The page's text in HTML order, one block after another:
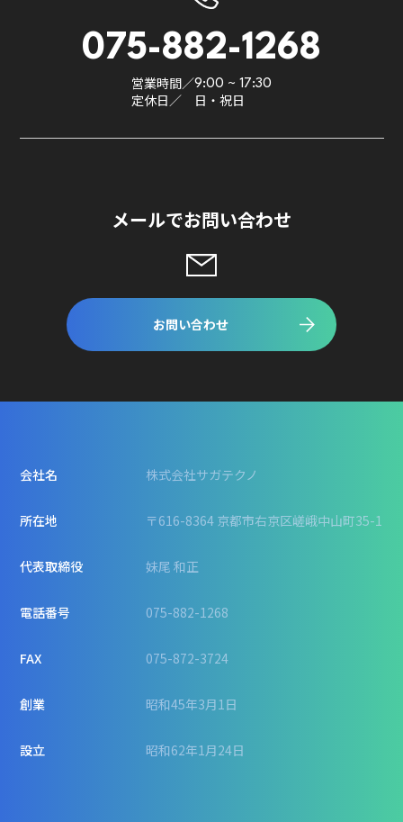
075-882-1268
営業時間／9:00 ~ 17:30
定休日／ 日・祝日
メールでお問い合わせ
お問い合わせ
会社名 株式会社サガテクノ
所在地 〒616-8364 京都市右京区嵯峨中山町35-1
代表取締役 妹尾 和正
電話番号 075-882-1268
FAX 075-872-3724
創業 昭和45年3月1日
設立 昭和62年1月24日